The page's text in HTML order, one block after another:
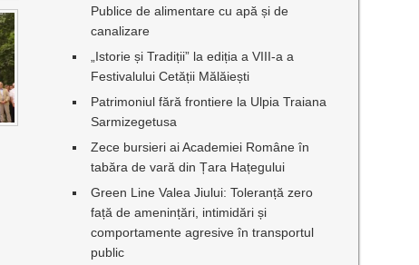
Publice de alimentare cu apă și de
canalizare
„Istorie și Tradiții” la ediția a VIII-a a
Festivalului Cetății Mălăiești
Patrimoniul fără frontiere la Ulpia Traiana
Sarmizegetusa
Zece bursieri ai Academiei Române în
tabăra de vară din Țara Hațegului
Green Line Valea Jiului: Toleranță zero
față de amenințări, intimidări și
comportamente agresive în transportul
public